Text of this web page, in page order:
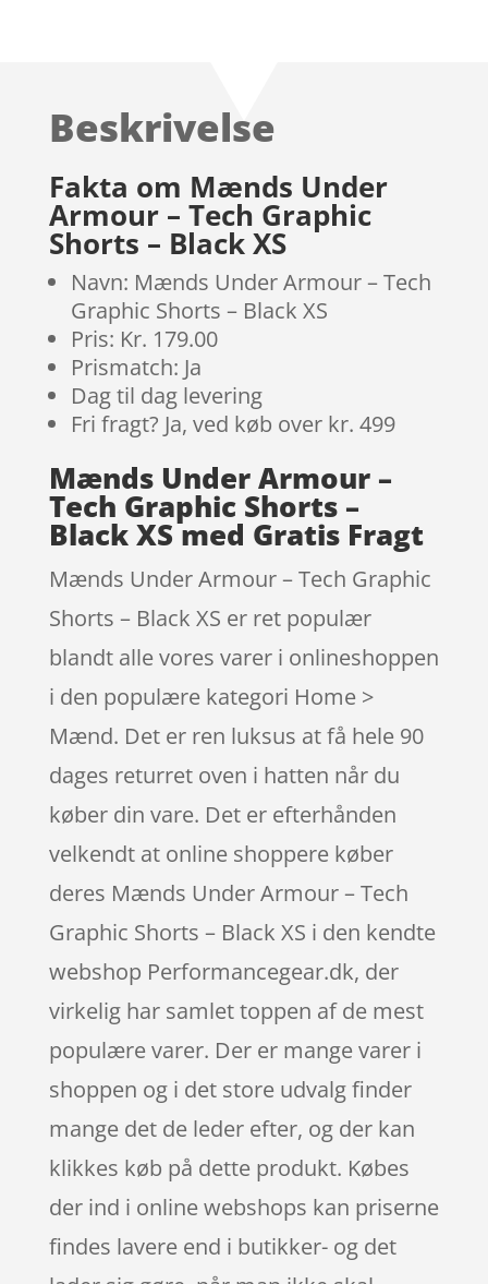
på
mmelser
Beskrivelse
Fakta om Mænds Under
Armour – Tech Graphic
Shorts – Black XS
Navn: Mænds Under Armour – Tech
Graphic Shorts – Black XS
Pris: Kr. 179.00
Prismatch: Ja
Dag til dag levering
Fri fragt? Ja, ved køb over kr. 499
Mænds Under Armour –
Tech Graphic Shorts –
Black XS med Gratis Fragt
Mænds Under Armour – Tech Graphic
Shorts – Black XS er ret populær
blandt alle vores varer i onlineshoppen
i den populære kategori Home >
Mænd. Det er ren luksus at få hele 90
dages returret oven i hatten når du
køber din vare. Det er efterhånden
velkendt at online shoppere køber
deres Mænds Under Armour – Tech
Graphic Shorts – Black XS i den kendte
webshop Performancegear.dk, der
virkelig har samlet toppen af de mest
populære varer. Der er mange varer i
shoppen og i det store udvalg finder
mange det de leder efter, og der kan
klikkes køb på dette produkt. Købes
der ind i online webshops kan priserne
findes lavere end i butikker- og det